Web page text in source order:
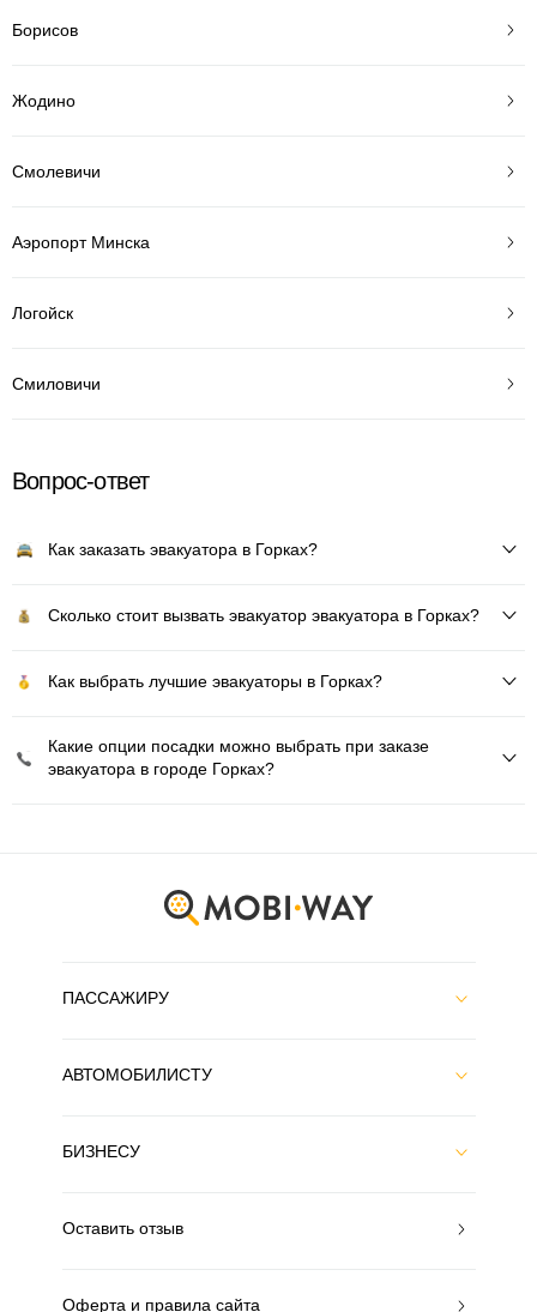
Борисов
Жодино
Смолевичи
Аэропорт Минска
Логойск
Смиловичи
Вопрос-ответ
Как заказать эвакуатора в Горках?
Сколько стоит вызвать эвакуатор эвакуатора в Горках?
Как выбрать лучшие эвакуаторы в Горках?
Какие опции посадки можно выбрать при заказе
эвакуатора в городе Горках?
ПАССАЖИРУ
АВТОМОБИЛИСТУ
БИЗНЕСУ
Оставить отзыв
Оферта и правила сайта